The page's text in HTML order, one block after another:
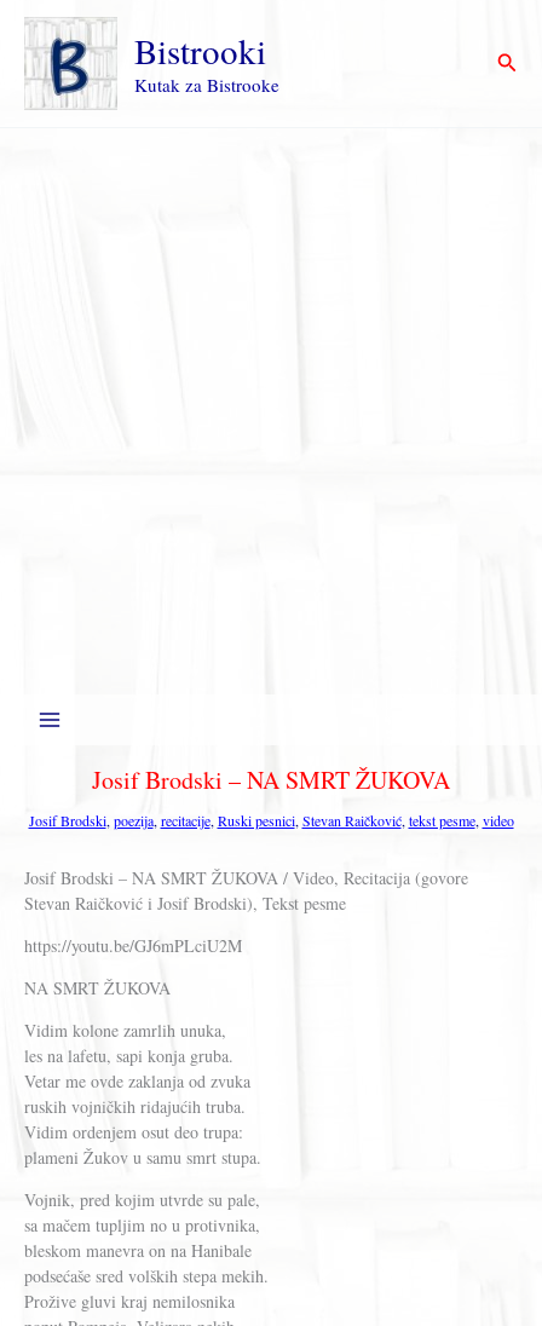
Пређи
садржај
Bistrooki
Kutak za Bistrooke
Josif Brodski – NA SMRT ŽUKOVA
Josif Brodski, poezija, recitacije, Ruski pesnici, Stevan Raičković, tekst pesme, video
Josif Brodski – NA SMRT ŽUKOVA / Video, Recitacija (govore
Stevan Raičković i Josif Brodski), Tekst pesme
https://youtu.be/GJ6mPLciU2M
NA SMRT ŽUKOVA
Vidim kolone zamrlih unuka,
les na lafetu, sapi konja gruba.
Vetar me ovde zaklanja od zvuka
ruskih vojničkih ridajućih truba.
Vidim ordenjem osut deo trupa:
plameni Žukov u samu smrt stupa.
Vojnik, pred kojim utvrde su pale,
sa mačem tupljim no u protivnika,
bleskom manevra on na Hanibale
podsećaše sred volških stepa mekih.
Prožive gluvi kraj nemilosnika